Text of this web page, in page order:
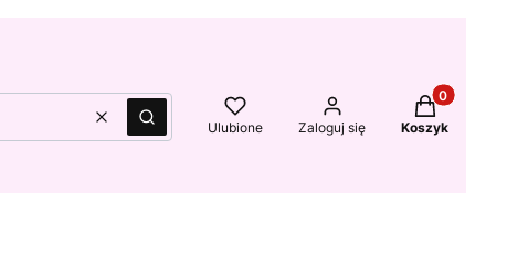
WyczyśćSzukaj Ulubione Zaloguj się
Produkty w
Koszyk